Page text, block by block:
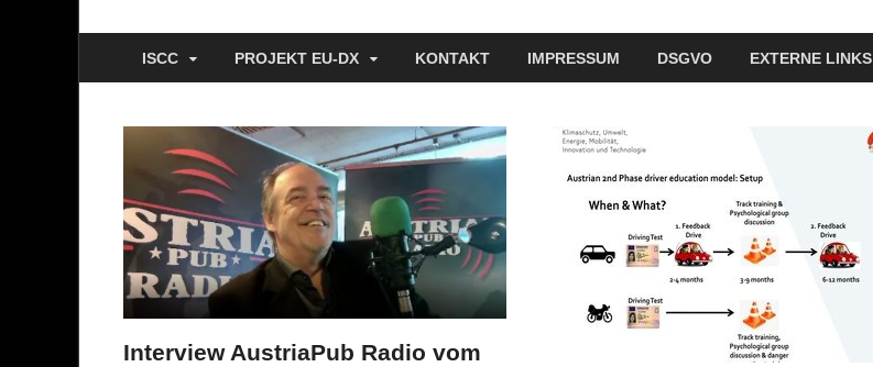
ISCC PROJEKT EU-DX KONTAKT IMPRESSUM DSGVO EXTERNE LINKS
Interview AustriaPub Radio vom